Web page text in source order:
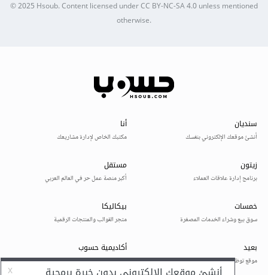
© 2025Hsoub.Content licensed underCC BY-NC-SA 4.0unless mentioned
otherwise.